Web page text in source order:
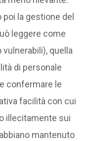
la gestione del
leggere come
quella
di personale
confermare le
facilità con cui
illecitamente sui
mantenuto